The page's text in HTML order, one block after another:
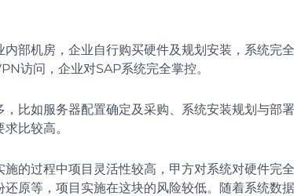
内部机房，企业自行购买硬件及规划安装，系统完
访问，企业对SAP系统完全掌控。
，比如服务器配置确定及采购、系统安装规划与部
比较高。
的过程中项目灵活性较高，甲方对系统对硬件完
还原等，项目实施在这块的风险较低。随着系统数